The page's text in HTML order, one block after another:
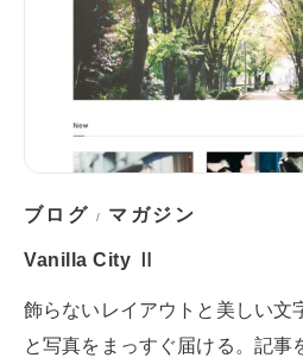
ブログ / マガジン
Vanilla City Ⅱ
飾らないレイアウトと美しい文
と写真をまっすぐ届ける。記事